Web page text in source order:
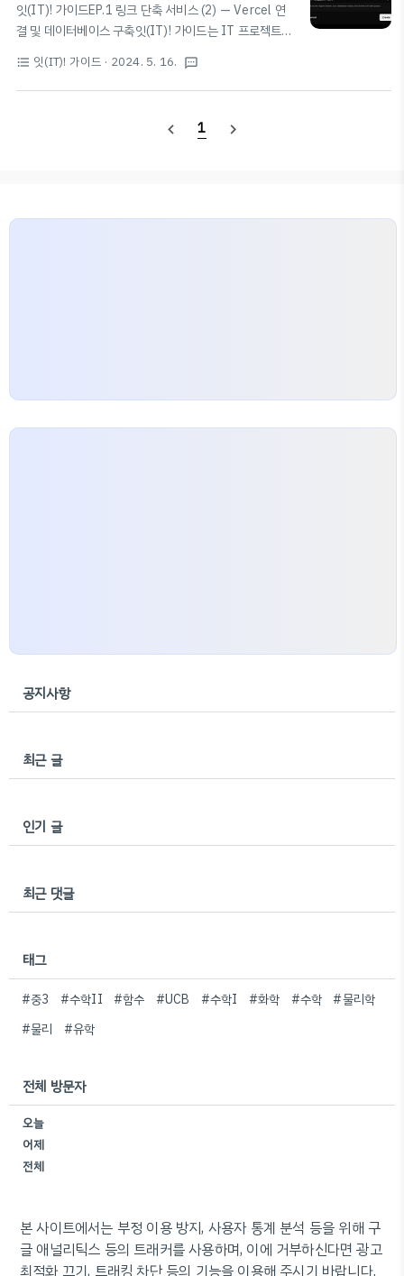
다. 서비스 구조우리가 만든 링크 단축 서비스는 다음과 같
은 구조를 갖는다.여기서 관리자 인증을 통해 접속해야 하
는 페이지는 🔒 아이콘을 이용해 표시하겠다. 인증창 🔒관
잇(IT)! 가이드EP.1 링크 단축 서비스 (2) — Vercel 연
결 및 데이터베이스 구축잇(IT)! 가이드는 IT 프로젝트를
따라해보실 수 있도록 하는 가이드입니다. 여러 프로젝트
를 단계별로 설명드리며, 누구나 쉽게 따라할 수 있도록 설
명해 드립니다. 본 포스팅은 이전 게시물과 이어지는 내용
다.2024.05.14 - [잇(IT)! 가이드] - EP.1 링크 단축 서비
는 가이드입니다. 여러 프로젝트를 단계별로 설명드리며,
format_list_bulleted 잇(IT)! 가이드 · 2024. 5. 16. textsms
navigate_before 1 navigate_next
공지사항
최근 글
인기 글
최근 댓글
태그
#중3 #수학II #함수 #UCB #수학I #화학 #수학 #물리학
#물리
#유학
전체 방문자
오늘
어제
전체
본 사이트에서는 부정 이용 방지, 사용자 통계 분석 등을 위해 구
글 애널리틱스 등의 트래커를 사용하며, 이에 거부하신다면 광고
최적화 끄기, 트래킹 차단 등의 기능을 이용해 주시기 바랍니다.